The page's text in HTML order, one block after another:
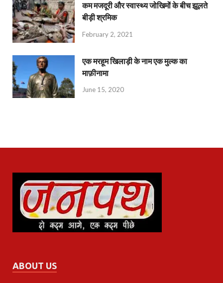
कम मजदूरी और स्वास्थ्य जोखिमों के बीच झूलते
बीड़ी श्रमिक
February 2, 2021
एक मरहूम खिलाड़ी के नाम एक मुल्क का
माफ़ीनामा
June 15, 2020
ABOUT US